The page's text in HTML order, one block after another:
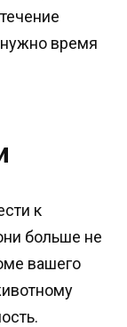
нужно время
к
больше не
вашего